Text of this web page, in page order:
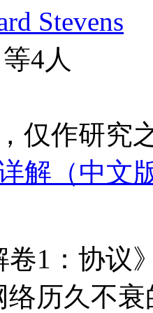
Stevens
4人
仅作研究
解（中文
卷1：协
历久不